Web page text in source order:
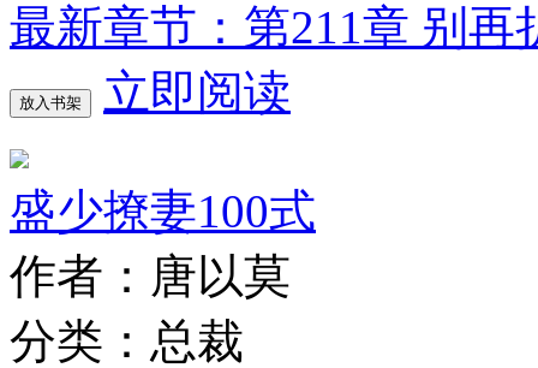
最新章节：第211章 别再
放入书架 立即阅读
盛少撩妻100式
作者：唐以莫
分类：总裁